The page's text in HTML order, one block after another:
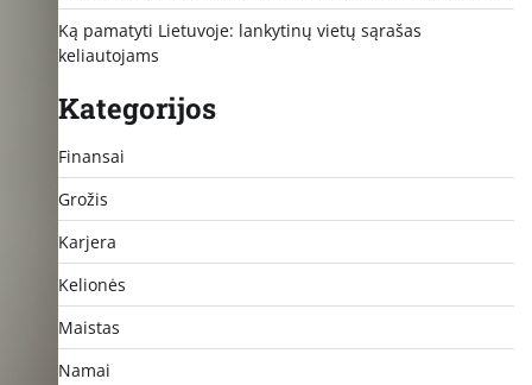
Ką pamatyti Lietuvoje: lankytinų vietų sąrašas
keliautojams
Kategorijos
Finansai
Grožis
Karjera
Kelionės
Maistas
Namai